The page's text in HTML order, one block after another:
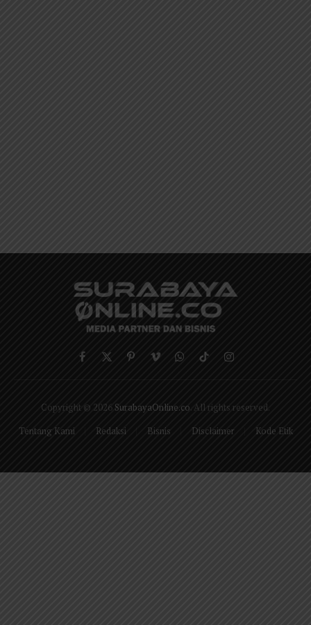
Facebook
X
PinterestVimeoWhatsApp
TikTokInstagram
Copyright © 2026 SurabayaOnline.co. All rights reserved.
Tentang Kami
Redaksi Bisnis Disclaimer Kode Etik